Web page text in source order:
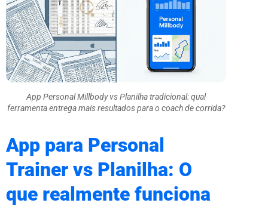
App Personal Millbody vs Planilha tradicional: qual
ferramenta entrega mais resultados para o coach de corrida?
App para Personal
Trainer vs Planilha: O
que realmente funciona